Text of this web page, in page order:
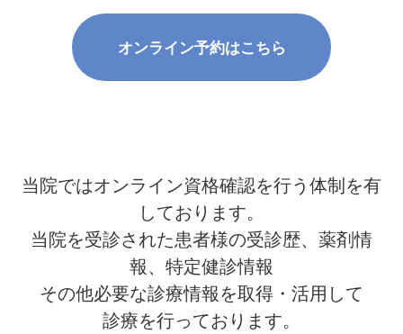
オンライン予約はこちら
当院ではオンライン資格確認を行う体制を有
しております。
当院を受診された患者様の受診歴、薬剤情
報、特定健診情報
その他必要な診療情報を取得・活用して
診療を行っております。